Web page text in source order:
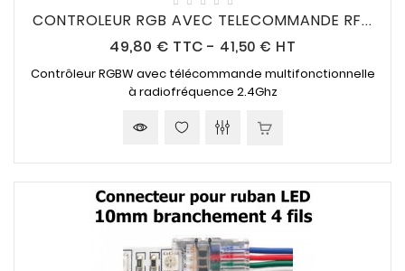
HALOGENE
CONTROLEUR RGB AVEC TELECOMMANDE RF...
49,80 € Prix
TTC - 41,50 € HT
Contrôleur RGBW avec télécommande multifonctionnelle
à radiofréquence 2.4Ghz